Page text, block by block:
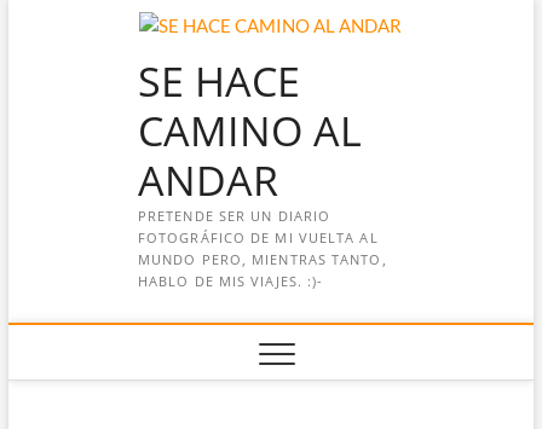
SE HACE
CAMINO AL
ANDAR
PRETENDE SER UN DIARIO
FOTOGRÁFICO DE MI VUELTA AL
MUNDO PERO, MIENTRAS TANTO,
HABLO DE MIS VIAJES. :)-